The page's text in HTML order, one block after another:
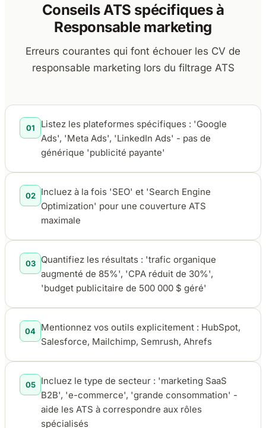
Conseils ATS spécifiques à
Responsable marketing
Erreurs courantes qui font échouer les CV de
responsable marketing lors du filtrage ATS
01
Listez les plateformes spécifiques : 'Google
Ads', 'Meta Ads', 'LinkedIn Ads' - pas de
générique 'publicité payante'
02
Incluez à la fois 'SEO' et 'Search Engine
Optimization' pour une couverture ATS
maximale
03
Quantifiez les résultats : 'trafic organique
augmenté de 85%', 'CPA réduit de 30%',
'budget publicitaire de 500 000 $ géré'
04
Mentionnez vos outils explicitement : HubSpot,
Salesforce, Mailchimp, Semrush, Ahrefs
05
Incluez le type de secteur : 'marketing SaaS
B2B', 'e-commerce', 'grande consommation' -
aide les ATS à correspondre aux rôles
spécialisés